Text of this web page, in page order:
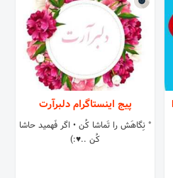
پیج اینستاگرام دلبرآرت
‌° نِگاهَش را تَماشا کُن • اگر فَهمید حاشا
کُن ..♥️:)